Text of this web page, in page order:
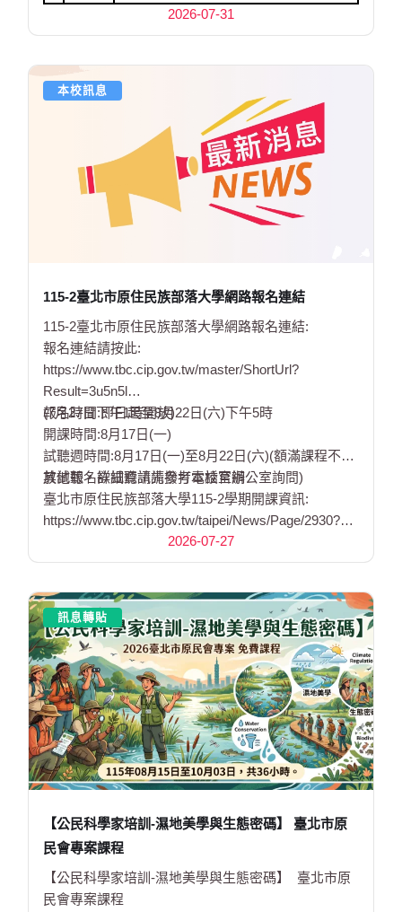
2026-07-31
本校訊息
115-2臺北市原住民族部落大學網路報名連結
115-2臺北市原住民族部落大學網路報名連結:
報名連結請按此:
https://www.tbc.cip.gov.tw/master/ShortUrl?
Result=3u5n5l
(7月27日下午1時開放)
報名時間:即日起至8月22日(六)下午5時
開課時間:8月17日(一)
試聽週時間:8月17日(一)至8月22日(六)(額滿課程不開
放試聽，欲試聽請先撥打電話至辦公室詢問)
其他報名詳細資訊請參考本校官網
臺北市原住民族部落大學115-2學期開課資訊:
https://www.tbc.cip.gov.tw/taipei/News/Page/2930?
2026-07-27
訊息轉貼
【公民科學家培訓-濕地美學與生態密碼】 臺北市原
民會專案課程
【公民科學家培訓-濕地美學與生態密碼】 臺北市原
民會專案課程